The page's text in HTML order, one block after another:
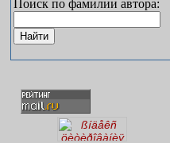
Поиск по фамилии автора: